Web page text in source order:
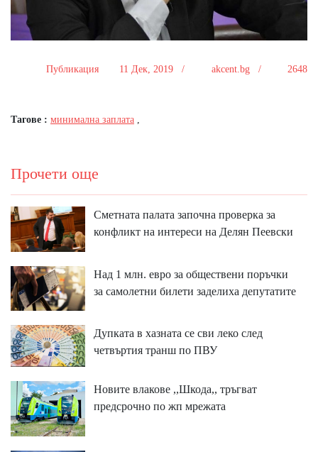
Публикация 11 Дек, 2019 / akcent.bg / 2648
Тагове : минимална заплата
Прочети още
Сметната палата започна проверка за
конфликт на интереси на Делян Пеевски
Над 1 млн. евро за обществени поръчки
за самолетни билети заделиха депутатите
Дупката в хазната се сви леко след
четвъртия транш по ПВУ
Новите влакове ,,Шкода,, тръгват
предсрочно по жп мрежата